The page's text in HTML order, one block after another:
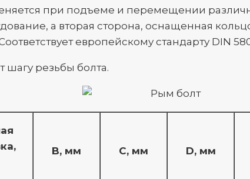
при подъеме и перемещении
а вторая сторона, оснащенная
европейскому стандарту DIN
шагу резьбы болта.
B, мм C, мм D, мм